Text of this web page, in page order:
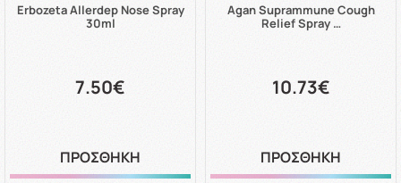
Erbozeta Allerdep Nose Spray
30ml
7.50€
ΠΡΟΣΘΗΚΗ
Agan Suprammune Cough
Relief Spray …
10.73€
ΠΡΟΣΘΗΚΗ